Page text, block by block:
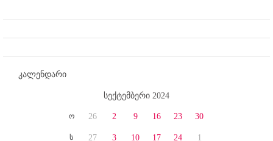
კალენდარი
სექტემბერი 2024
ო
ს
26
27
2
3
9
10
16
17
23
24
30
1